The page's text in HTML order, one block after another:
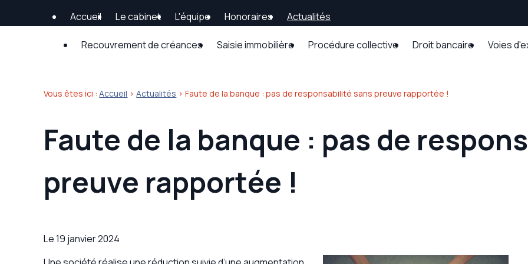
Accueil Le cabinet L'équipe Honoraires Actualités
Recouvrement de créances Saisie immobilière Procédure collective Droit bancaire Voies
Vous êtes ici : Accueil >Actualités > Faute de la banque : pas de responsabilité sans preuve rapportée !
Faute de la banque : pas de
preuve rapportée !
Le19 janvier 2024